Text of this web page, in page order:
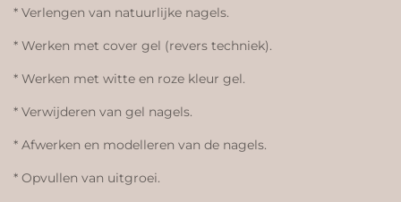
* Verlengen van natuurlijke nagels.
* Werken met cover gel (revers techniek).
* Werken met witte en roze kleur gel.
* Verwijderen van gel nagels.
* Afwerken en modelleren van de nagels.
* Opvullen van uitgroei.